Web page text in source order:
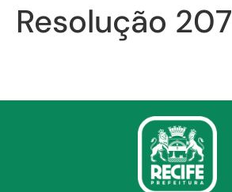
Resolução 207